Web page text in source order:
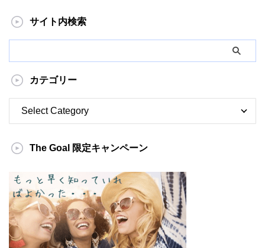
サイト内検索
カテゴリー
The Goal 限定キャンペーン